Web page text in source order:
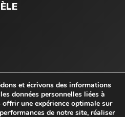
et écrivons des informations
données personnelles liées à
une expérience optimale sur
de notre site, réaliser